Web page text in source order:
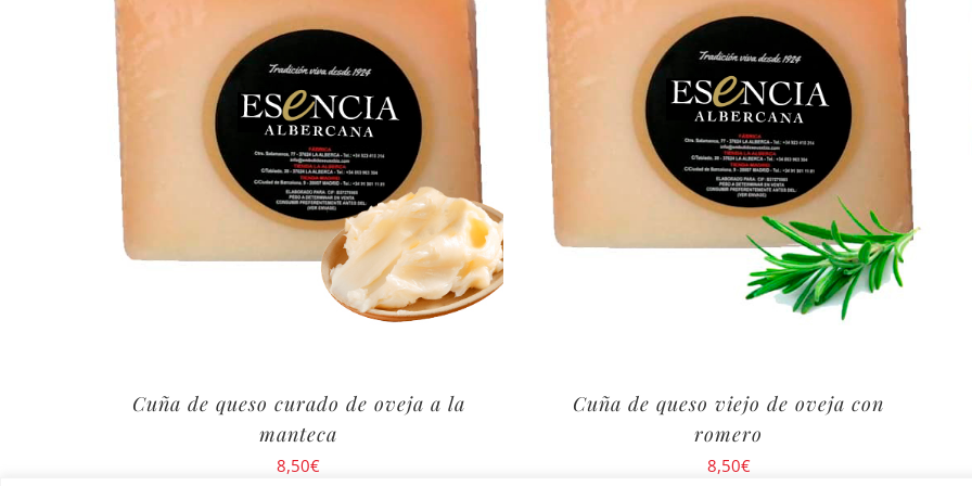
Cuña de queso curado de oveja a la
manteca
8,50€
Cuña de queso viejo de oveja con
romero
8,50€